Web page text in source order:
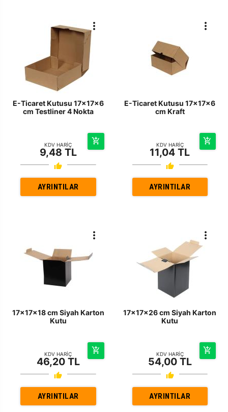
E-Ticaret Kutusu 17x17x6
cm Testliner 4 Nokta
KDV HARİÇ
9,48 TL
AYRINTILAR
E-Ticaret Kutusu 17x17x6
cm Kraft
KDV HARİÇ
11,04 TL
AYRINTILAR
17x17x18 cm Siyah Karton
Kutu
KDV HARİÇ
46,20 TL
AYRINTILAR
17x17x26 cm Siyah Karton
Kutu
KDV HARİÇ
54,00 TL
AYRINTILAR